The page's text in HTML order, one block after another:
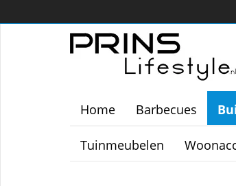
Home Barbecues
Tuinmeubelen